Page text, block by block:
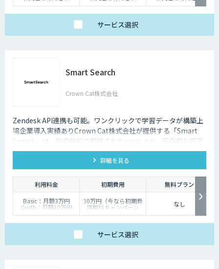
サービス選択
Smart Search
Crown Cat株式会社
Zendesk API連携も可能。ワンクリックで学習データが構築上
場企業導入実績ありCrown Cat株式会社が提供する「Smart
Search」は、独自技術で開発されたragにより、圧倒的な回答
精度を誇るAIチャットボットです。また回答精度が悪い時は管
理画面から簡単にご自身でチューニングができる、簡単でかつ
高精度な特徴があります。
詳細を見る
利用料金 初期費用
無料プラン
Basic：月額3万円
Groth：月額10万円
Enterprise：月額20万
30万円（今なら初期費
用無料キャンペーン
中）
なし
サービス選択